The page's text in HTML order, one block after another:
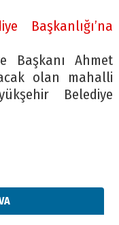
Başkanlığı’na
Başkanı Ahmet
olan mahalli
Belediye